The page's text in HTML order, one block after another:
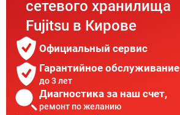
сетевого хранилища
Fujitsu в Кирове
Официальный сервис
Гарантийное обслуживание
до 3 лет
Диагностика за наш счет,
ремонт по желанию